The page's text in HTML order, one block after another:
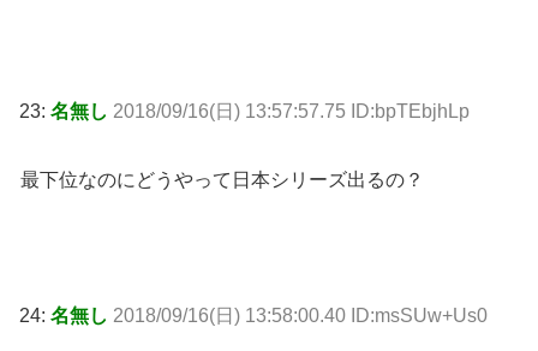
23: 名無し 2018/09/16(日) 13:57:57.75 ID:bpTEbjhLp
最下位なのにどうやって日本シリーズ出るの？
24: 名無し 2018/09/16(日) 13:58:00.40 ID:msSUw+Us0